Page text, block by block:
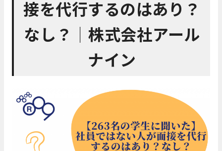
接を代行するのはあり？
なし？│株式会社アール
ナイン